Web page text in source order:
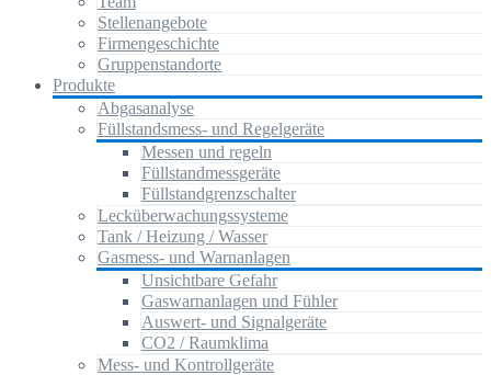
Stellenangebote
Firmengeschichte
Gruppenstandorte
Produkte
Abgasanalyse
Füllstandsmess- und Regelgeräte
Messen und regeln
Füllstandmessgeräte
Füllstandgrenzschalter
Lecküberwachungssysteme
Tank / Heizung / Wasser
Gasmess- und Warnanlagen
Unsichtbare Gefahr
Gaswarnanlagen und Fühler
Auswert- und Signalgeräte
CO2 / Raumklima
Mess- und Kontrollgeräte